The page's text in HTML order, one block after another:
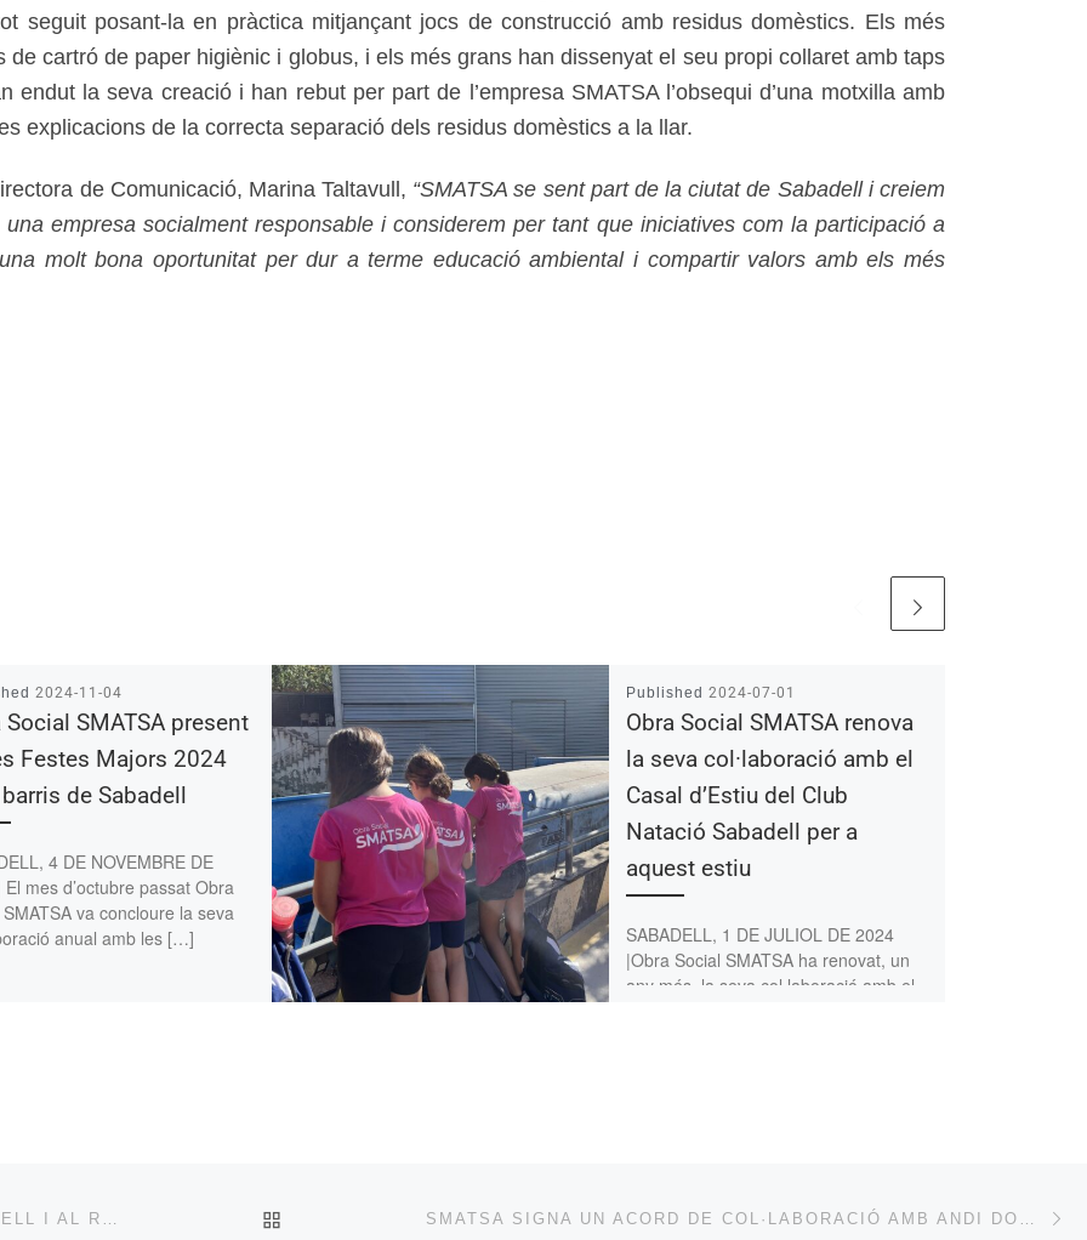
seguit posant-la en pràctica mitjançant jocs de construcció amb residus domèstics. Els més
de cartró de paper higiènic i globus, i els més grans han dissenyat el seu propi collaret amb taps
endut la seva creació i han rebut per part de l’empresa SMATSA l’obsequi d’una motxilla amb
explicacions de la correcta separació dels residus domèstics a la llar.
de Comunicació, Marina Taltavull, “SMATSA se sent part de la ciutat de Sabadell i creiem
empresa socialment responsable i considerem per tant que iniciatives com la participació a
molt bona oportunitat per dur a terme educació ambiental i compartir valors amb els més
2024-11-04
Social SMATSA present
Festes Majors 2024
de Sabadell
4 DE NOVEMBRE DE
mes d’octubre passat Obra
va concloure la seva
anual amb les […]
Published 2024-07-01
Obra Social SMATSA renova
la seva col·laboració amb el
Casal d’Estiu del Club
Natació Sabadell per a
aquest estiu
SABADELL, 1 DE JULIOL DE 2024
|Obra Social SMATSA ha renovat, un
any més, la seva col·laboració amb el
BACK TO POST LIST